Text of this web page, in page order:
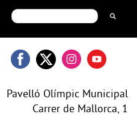
Pavelló Olímpic Municipal
Carrer de Mallorca, 1